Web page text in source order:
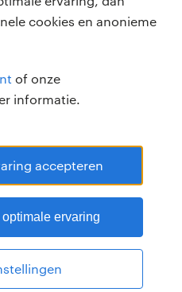
cookies en anonieme
of onze
informatie.
accepteren
ervaring
geregistreerd handelsmerk van